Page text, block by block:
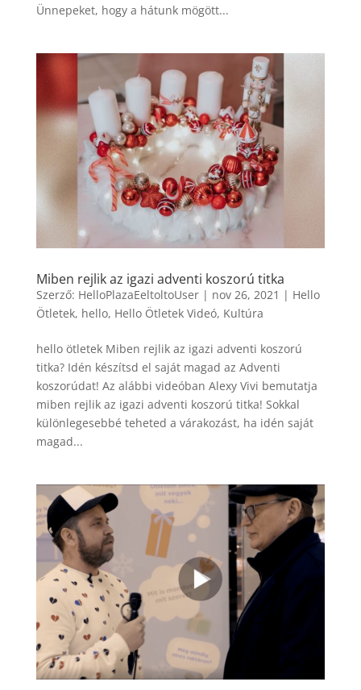
Ünnepeket, hogy a hátunk mögött...
Miben rejlik az igazi adventi koszorú titka
Szerző: HelloPlazaEeltoltoUser| nov 26, 2021 | Hello
Ötletek, hello, Hello Ötletek Videó, Kultúra
hello ötletek Miben rejlik az igazi adventi koszorú
titka? Idén készítsd el saját magad az Adventi
koszorúdat! Az alábbi videóban Alexy Vivi bemutatja
miben rejlik az igazi adventi koszorú titka! Sokkal
különlegesebbé teheted a várakozást, ha idén saját
magad...